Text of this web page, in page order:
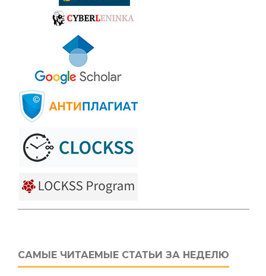
САМЫЕ ЧИТАЕМЫЕ СТАТЬИ ЗА НЕДЕЛЮ